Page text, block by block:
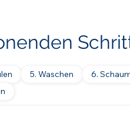
5. Waschen
6.